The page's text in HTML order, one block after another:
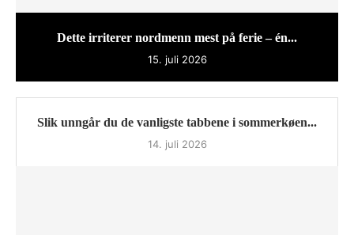
Dette irriterer nordmenn mest på ferie – én...
15. juli 2026
Slik unngår du de vanligste tabbene i sommerkøen...
14. juli 2026